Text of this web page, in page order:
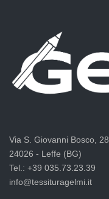
Via S. Giovanni Bosco, 28
24026 - Leffe (BG)
Tel.: +39 035.73.23.39
info@tessituragelmi.it